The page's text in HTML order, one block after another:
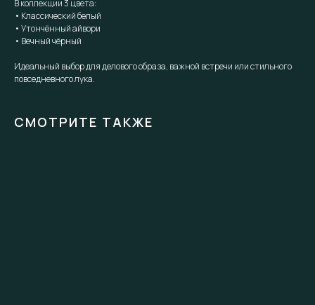
В коллекции 3 цвета:
• Классический белый
• Утончённый айвори
• Вечный чёрный
Идеальный выбор для делового образа, важной встречи или стильного
повседневного лука.
СМОТРИТЕ ТАКЖЕ